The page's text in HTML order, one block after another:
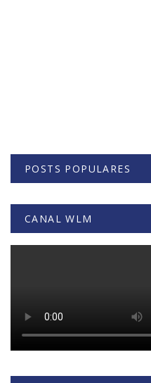
POSTS POPULARES
CANAL WLM